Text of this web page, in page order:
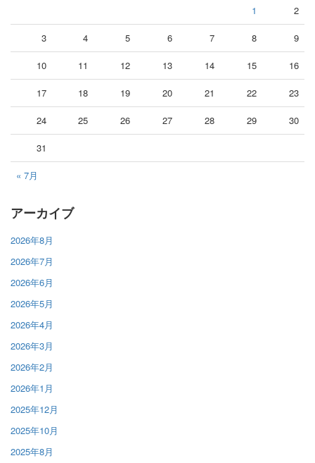
« 7月
1 2
3 4 5 6 7 8 9
10 11 12 13 14 15 16
17 18 19 20 21 22 23
24 25 26 27 28 29 30
31
アーカイブ
2026年8月
2026年7月
2026年6月
2026年5月
2026年4月
2026年3月
2026年2月
2026年1月
2025年12月
2025年10月
2025年8月